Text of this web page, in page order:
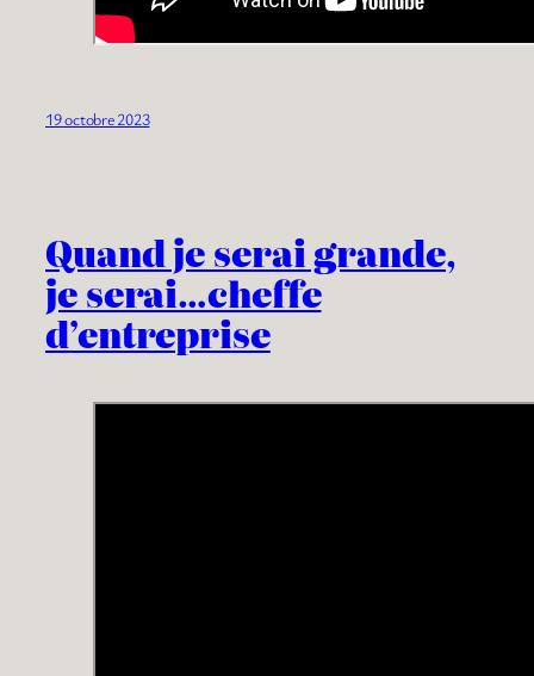
19 octobre 2023
Quand je serai grande,
je serai…cheffe
d’entreprise